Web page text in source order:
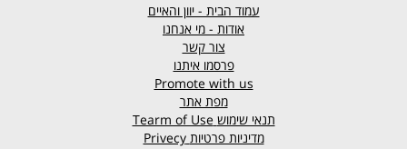
עמוד הבית - יוון והאיים
אודות - מי אנחנו
צור קשר
פרסמו איתנו
Promote with us
מפת אתר
תנאי שימוש
מדיניות פרטיות Privecy